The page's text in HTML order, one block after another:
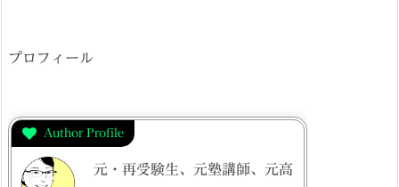
プロフィール
Author Profile
元・再受験生、元塾講師、元高